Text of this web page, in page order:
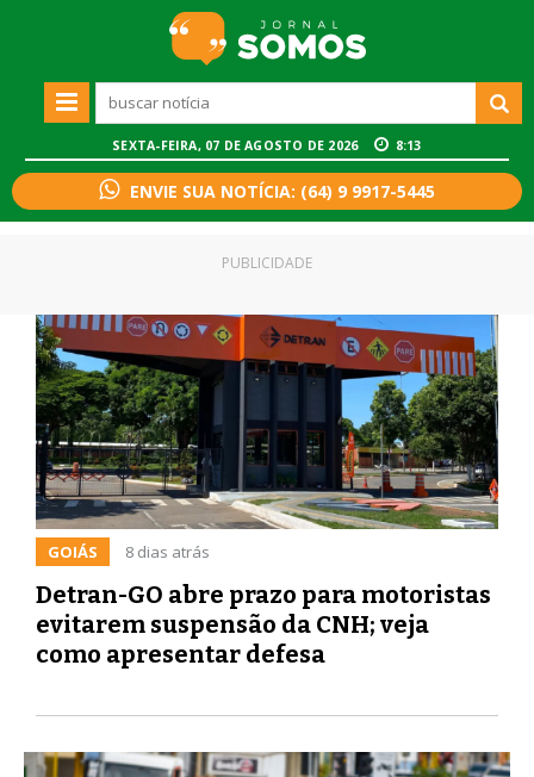
SEXTA-FEIRA, 07 DE AGOSTO DE 2026 8:13
ENVIE SUA NOTÍCIA: (64) 9 9917-5445
GOIÁS 8 dias atrás
Detran-GO abre prazo para motoristas
evitarem suspensão da CNH; veja
como apresentar defesa
PUBLICIDADE